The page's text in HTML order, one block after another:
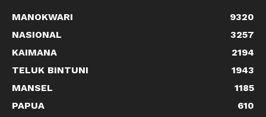
MANOKWARI
9320
NASIONAL
3257
KAIMANA
2194
TELUK BINTUNI
1943
MANSEL
1185
PAPUA
610